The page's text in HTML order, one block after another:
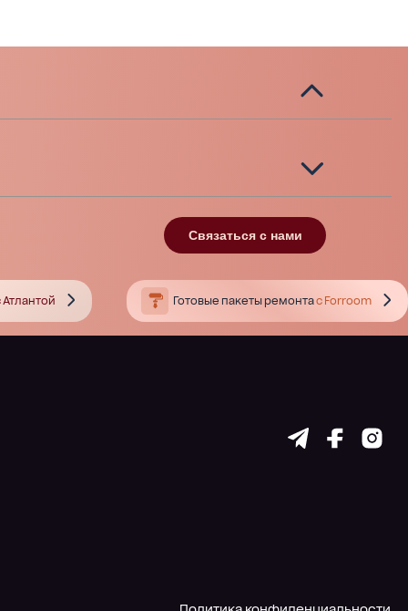
Связаться с нами
Атлантой Готовые пакеты ремонтас Forroom